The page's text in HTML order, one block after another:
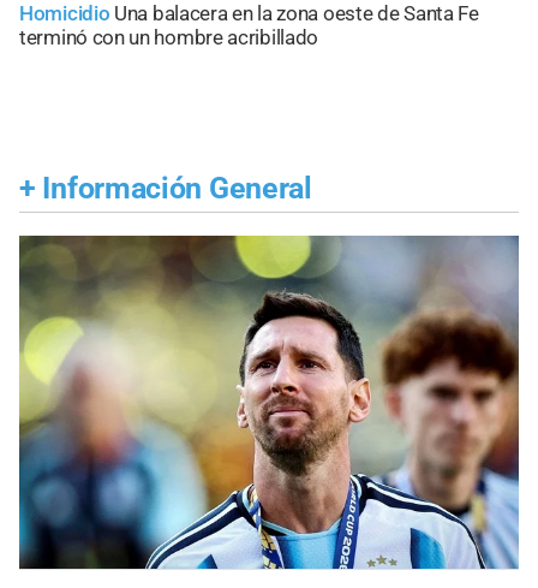
Homicidio Una balacera en la zona oeste de Santa Fe
terminó con un hombre acribillado
+ Información General